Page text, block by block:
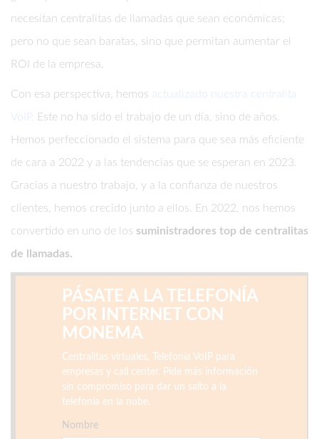
necesitan centralitas de llamadas que sean económicas;
pero no que sean baratas, sino que permitan aumentar el
ROI de la empresa.
Con esa perspectiva, hemos
actualizado nuestra centralita
VoIP.
Este no ha sido el trabajo de un día, sino de años.
Hemos perfeccionado el sistema para que sea más eficiente
de cara a 2022 y a las tendencias que se esperan en 2023.
Gracias a nuestro trabajo, y a la confianza de nuestros
clientes, hemos crecido junto a ellos. En 2022, nos hemos
convertido en uno de los suministradores top de centralitas
de llamadas.
PÁSATE A LA TELEFONÍA
POR INTERNET CON
MONEMA
Centralitas virtuales, Telefonía VoIP para
empresas y call center. Pide más información
sin compromiso para dar un salto a la
telefonía en la nube.
Nombre